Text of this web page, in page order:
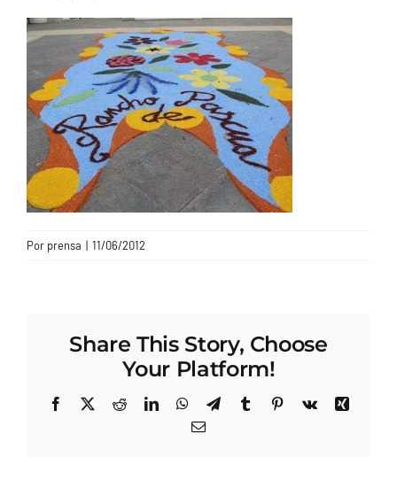
CONTACTO
Por prensa | 11/06/2012
Share This Story, Choose
Your Platform!
Facebook
X RedditLinkedInWhatsApp
TelegramTumblrPinterest
Vk
Xing
Correo